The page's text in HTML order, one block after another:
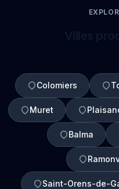
Colomiers
Muret
Balma
Saint-Orens-de-